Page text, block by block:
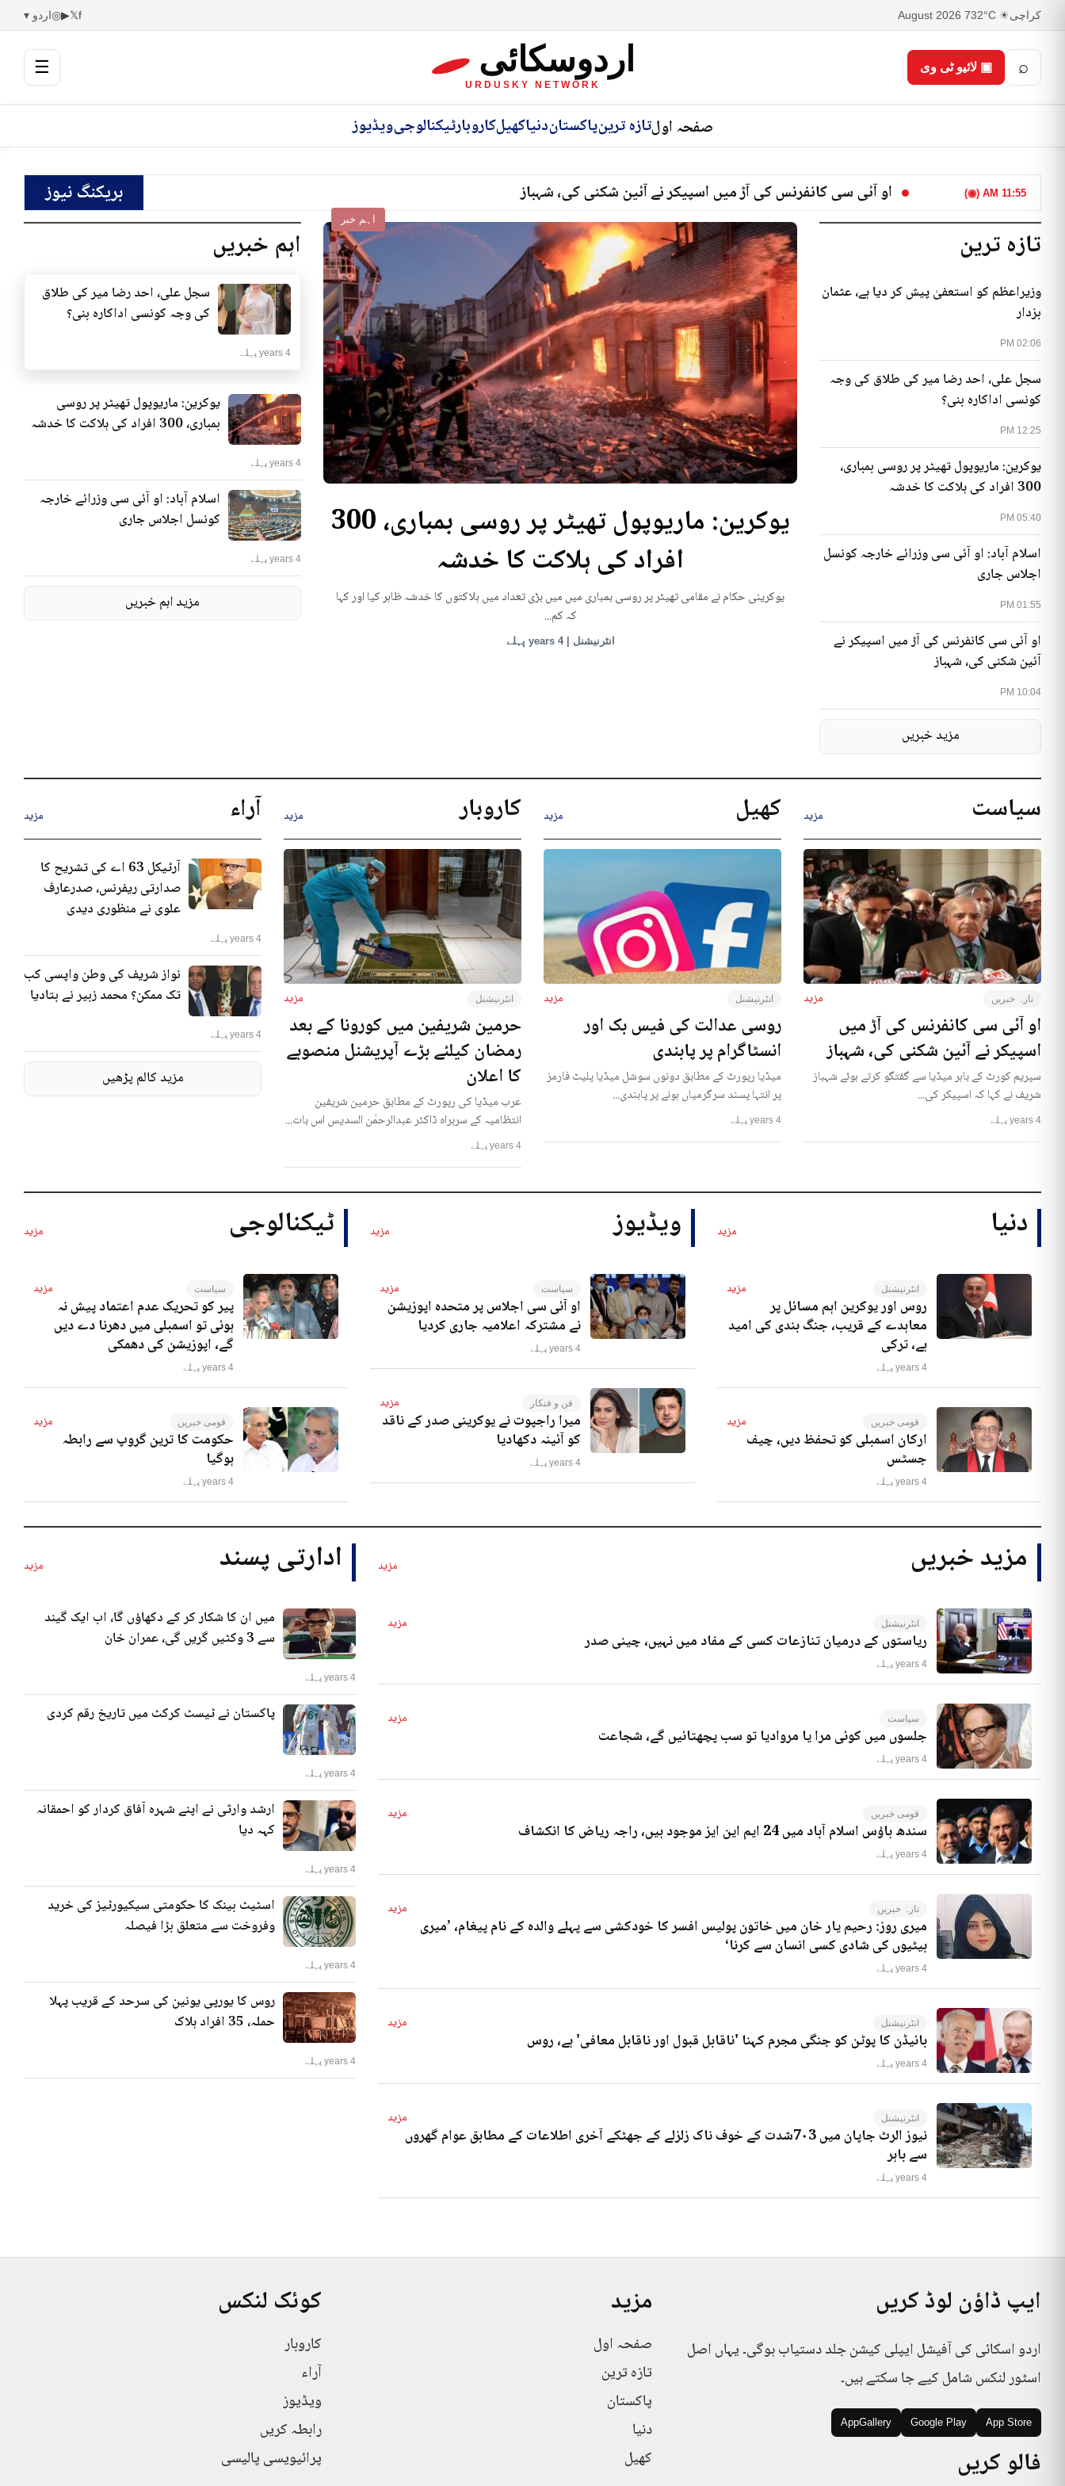
کراچی☀ 32°C
7 August 2026
f
𝕏
▶
◎اردو ▾
⌕ ▣ لائیو ٹی وی اردوسکائی
URDUSKY NETWORK
☰
صفحہ اولتازہ ترینپاکستاندنیاکھیلکاروبارٹیکنالوجیویڈیوز
11:55 AM (◉) او آئی سی کانفرنس کی آڑ میں اسپیکر نے آئین شکنی کی، شہباز بریکنگ نیوز
تازہ ترین
02:06 PM
وزیراعظم کو استعفیٰ پیش کر دیا ہے، عثمان
بزدار
12:25 PM
سجل علی، احد رضا میر کی طلاق کی وجہ
کونسی اداکارہ بنی؟
05:40 PM
یوکرین: ماریوپول تھیٹر پر روسی بمباری،
300 افراد کی ہلاکت کا خدشہ
01:55 PM
اسلام آباد: او آئی سی وزرائے خارجہ کونسل
اجلاس جاری
10:04 PM
او آئی سی کانفرنس کی آڑ میں اسپیکر نے
آئین شکنی کی، شہباز
مزید خبریں
اہم خبر
یوکرین: ماریوپول تھیٹر پر روسی بمباری، 300
افراد کی ہلاکت کا خدشہ
یوکرینی حکام نے مقامی تھیٹر پر روسی بمباری میں میں بڑی تعداد میں ہلاکتوں کا خدشہ ظاہر کیا اور کہا
کہ کم...
انٹرنیشنل | 4 years پہلے
اہم خبریں
سجل علی، احد رضا میر کی طلاق
کی وجہ کونسی اداکارہ بنی؟
4 years پہلے
یوکرین: ماریوپول تھیٹر پر روسی
بمباری، 300 افراد کی ہلاکت کا خدشہ
4 years پہلے
اسلام آباد: او آئی سی وزرائے خارجہ
کونسل اجلاس جاری
4 years پہلے
مزید اہم خبریں
سیاست مزید
تازہ خبریں مزید
او آئی سی کانفرنس کی آڑ میں
اسپیکر نے آئین شکنی کی، شہباز
سپریم کورٹ کے باہر میڈیا سے گفتگو کرتے ہوئے شہباز
شریف نے کہا کہ اسپیکر کی...
4 years پہلے
کھیل مزید
انٹرنیشنل مزید
روسی عدالت کی فیس بک اور
انسٹاگرام پر پابندی
میڈیا رپورٹ کے مطابق دونوں سوشل میڈیا پلیٹ فارمز
پر انتہا پسند سرگرمیاں ہونے پر پابندی...
4 years پہلے
کاروبار مزید
انٹرنیشنل مزید
حرمین شریفین میں کورونا کے بعد
رمضان کیلئے بڑے آپریشنل منصوبے
کا اعلان
عرب میڈیا کی رپورٹ کے مطابق حرمین شریفین
انتظامیہ کے سربراہ ڈاکٹر عبدالرحمٰن السدیس اس بات...
4 years پہلے
آراء مزید
آرٹیکل 63 اے کی تشریح کا
صدارتی ریفرنس، صدرعارف
علوی نے منظوری دیدی
4 years پہلے
نواز شریف کی وطن واپسی کب
تک ممکن؟ محمد زبیر نے بتادیا
4 years پہلے
مزید کالم پڑھیں
دنیا مزید
انٹرنیشنل مزید
روس اور یوکرین اہم مسائل پر
معاہدے کے قریب، جنگ بندی کی امید
ہے، ترکی
4 years پہلے
قومی خبریں مزید
ارکان اسمبلی کو تحفظ دیں، چیف
جسٹس
4 years پہلے
ویڈیوز مزید
سیاست مزید
او آئی سی اجلاس پر متحدہ اپوزیشن
نے مشترکہ اعلامیہ جاری کردیا
4 years پہلے
فن و فنکار مزید
میرا راجپوت نے یوکرینی صدر کے ناقد
کو آئینہ دکھادیا
4 years پہلے
ٹیکنالوجی مزید
سیاست مزید
پیر کو تحریک عدم اعتماد پیش نہ
ہوئی تو اسمبلی میں دھرنا دے دیں
گے، اپوزیشن کی دھمکی
4 years پہلے
قومی خبریں مزید
حکومت کا ترین گروپ سے رابطہ
ہوگیا
4 years پہلے
مزید خبریں مزید
انٹرنیشنل مزید
ریاستوں کے درمیان تنازعات کسی کے مفاد میں نہیں، چینی صدر
4 years پہلے
سیاست مزید
جلسوں میں کوئی مرا یا مروادیا تو سب پچھتائیں گے، شجاعت
4 years پہلے
قومی خبریں مزید
سندھ ہاؤس اسلام آباد میں 24 ایم این ایز موجود ہیں، راجہ ریاض کا انکشاف
4 years پہلے
تازہ خبریں مزید
میری روز: رحیم یار خان میں خاتون پولیس افسر کا خودکشی سے پہلے والدہ کے نام پیغام، ’میری
بیٹیوں کی شادی کسی انسان سے کرنا‘
4 years پہلے
انٹرنیشنل مزید
بائیڈن کا پوٹن کو جنگی مجرم کہنا 'ناقابل قبول اور ناقابل معافی' ہے، روس
4 years پہلے
انٹرنیشنل مزید
نیوز الرٹ جاپان میں 7۰3شدت کے خوف ناک زلزلے کے جھٹکے آخری اطلاعات کے مطابق عوام گھروں
سے باہر
4 years پہلے
ادارتی پسند مزید
میں ان کا شکار کر کے دکھاؤں گا، اب ایک گیند
سے 3 وکٹیں گریں گی، عمران خان
4 years پہلے
پاکستان نے ٹیسٹ کرکٹ میں تاریخ رقم کردی
4 years پہلے
ارشد وارثی نے اپنے شہرہ آفاق کردار کو احمقانہ
کہہ دیا
4 years پہلے
اسٹیٹ بینک کا حکومتی سیکیورٹیز کی خرید
وفروخت سے متعلق بڑا فیصلہ
4 years پہلے
روس کا یورپی یونین کی سرحد کے قریب پہلا
حملہ، 35 افراد ہلاک
4 years پہلے
ایپ ڈاؤن لوڈ کریں
اردو اسکائی کی آفیشل ایپلی کیشن جلد دستیاب ہوگی۔ یہاں اصل
اسٹور لنکس شامل کیے جا سکتے ہیں۔
App Store
Google Play
AppGallery
فالو کریں
مزید
صفحہ اول
تازہ ترین
پاکستان
دنیا
کھیل
کوئک لنکس
کاروبار
آراء
ویڈیوز
رابطہ کریں
پرائیویسی پالیسی